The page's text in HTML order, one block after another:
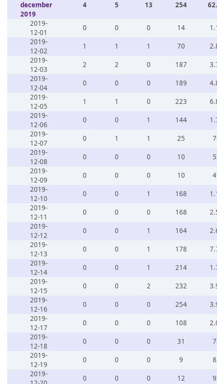
december
2019
4 5 13 254
2019-
12-01
0 0 0 14
2019-
12-02
1 1 1 70
2019-
12-03
2 2 0 187
2019-
12-04
0 0 0 189
2019-
12-05
1 1 0 223
2019-
12-06
0 0 1 144
2019-
12-07
0 1 1 25
2019-
12-08
0 0 0 10
2019-
12-09
0 0 0 10
2019-
12-10
0 0 1 168
2019-
12-11
0 0 0 168
2019-
12-12
0 0 1 164
2019-
12-13
0 0 1 178
2019-
12-14
0 0 1 214
2019-
12-15
0 0 2 232
2019-
12-16
0 0 0 254
2019-
12-17
0 0 0 108
2019-
12-18
0 0 0 31
2019-
12-19
0 0 0 9
2019-
0 0 0 12